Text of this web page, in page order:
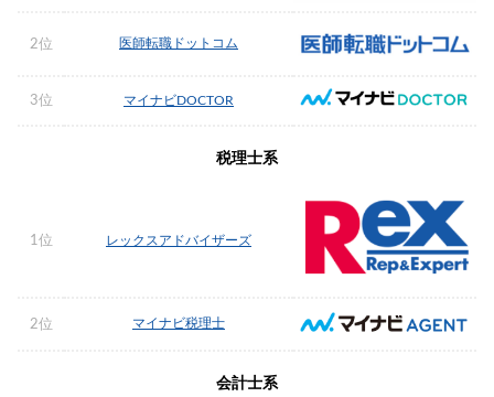
2位 医師転職ドットコム
3位 マイナビDOCTOR
税理士系
1位 レックスアドバイザーズ
2位 マイナビ税理士
会計士系